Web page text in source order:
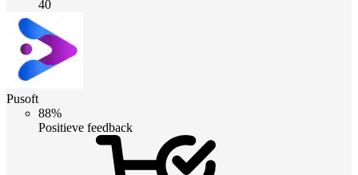
40
Pusoft
88%
Positieve feedback